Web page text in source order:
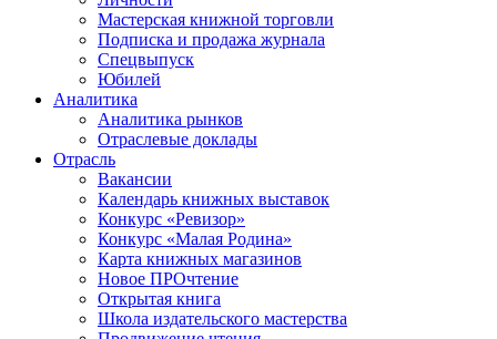
Мастерская книжной торговли
Подписка и продажа журнала
Спецвыпуск
Юбилей
Аналитика
Аналитика рынков
Отраслевые доклады
Отрасль
Вакансии
Календарь книжных выставок
Конкурс «Ревизор»
Конкурс «Малая Родина»
Карта книжных магазинов
Новое ПРОчтение
Открытая книга
Школа издательского мастерства